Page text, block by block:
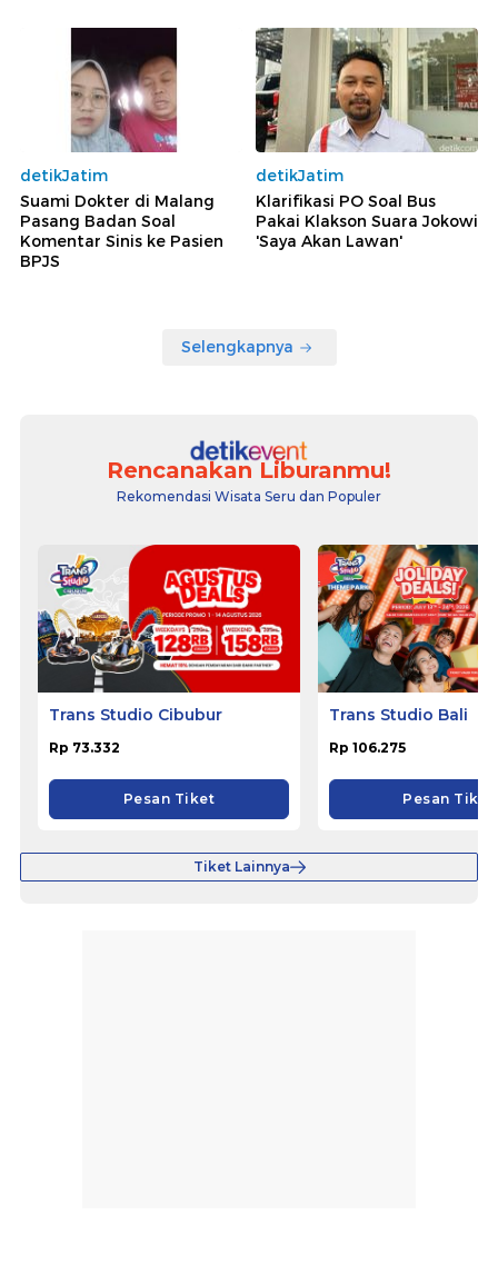
detikJatim
Suami Dokter di Malang
Pasang Badan Soal
Komentar Sinis ke Pasien
BPJS
detikJatim
Klarifikasi PO Soal Bus
Pakai Klakson Suara Jokowi
'Saya Akan Lawan'
Selengkapnya
Rencanakan Liburanmu!
Rekomendasi Wisata Seru dan Populer
Trans Studio Cibubur
Rp 73.332
Pesan Tiket
Trans Studio Bali
Rp 106.275
Pesan Tiket
Tiket Lainnya